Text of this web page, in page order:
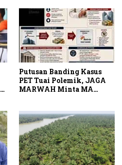
Putusan Banding Kasus
PET Tuai Polemik, JAGA
MARWAH Minta MA